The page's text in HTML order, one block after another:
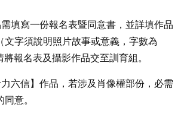
填寫一份報名表暨同意書，並詳填作品
文字須說明照片故事或意義，字數為
報名表及攝影作品交至訓育組。
六信】作品，若涉及肖像權部份，必需
意。